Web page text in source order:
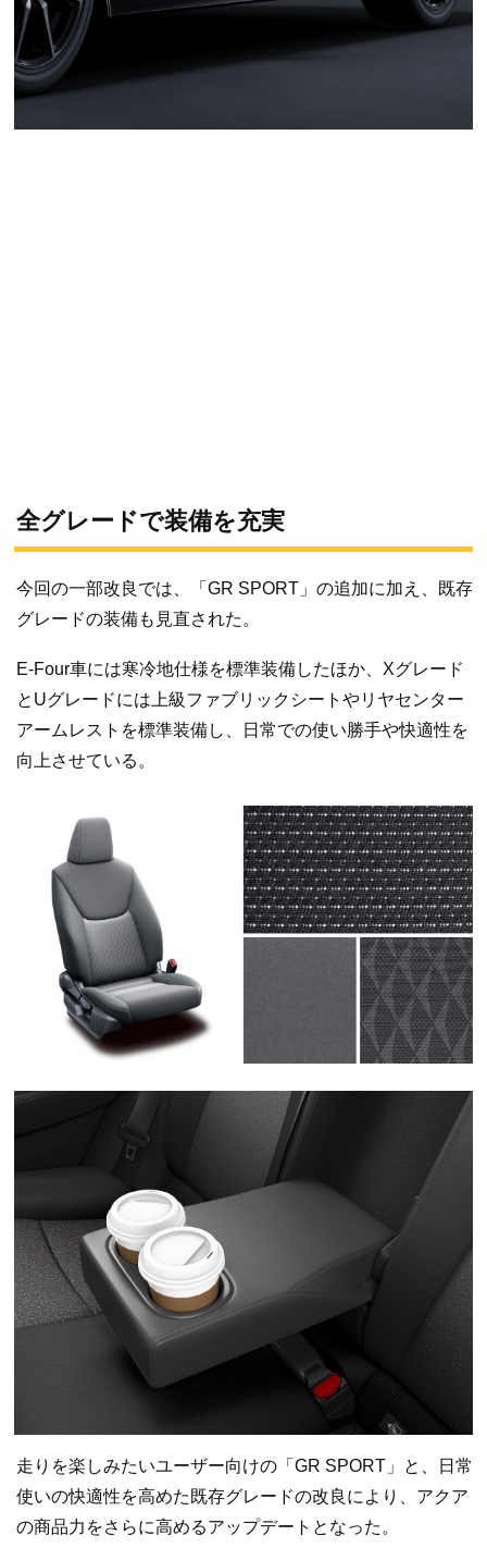
全グレードで装備を充実
今回の一部改良では、「GR SPORT」の追加に加え、既存
グレードの装備も見直された。
E-Four車には寒冷地仕様を標準装備したほか、Xグレード
とUグレードには上級ファブリックシートやリヤセンター
アームレストを標準装備し、日常での使い勝手や快適性を
向上させている。
走りを楽しみたいユーザー向けの「GR SPORT」と、日常
使いの快適性を高めた既存グレードの改良により、アクア
の商品力をさらに高めるアップデートとなった。